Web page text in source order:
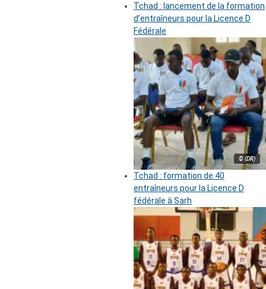
Tchad : lancement de la formation
d’entraîneurs pour la Licence D
Fédérale
© (DR)
Tchad : formation de 40
entraîneurs pour la Licence D
fédérale à Sarh